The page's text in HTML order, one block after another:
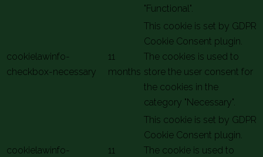
"Functional".
cookielawinfo-
checkbox-necessary
11
months
This cookie is set by GDPR
Cookie Consent plugin.
The cookies is used to
store the user consent for
the cookies in the
category "Necessary".
cookielawinfo-
11
This cookie is set by GDPR
Cookie Consent plugin.
The cookie is used to